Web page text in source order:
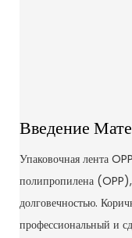
Введение
Упаковочная лента
полипропилена (OPP),
долговечностью.
профессиональный и